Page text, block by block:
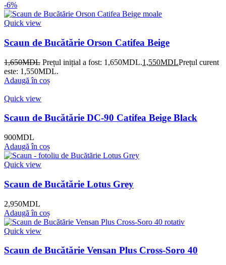
-6%
Quick view
Scaun de Bucătărie Orson Catifea Beige
1,650MDL Prețul inițial a fost: 1,650MDL.1,550MDLPrețul curent
este: 1,550MDL.
Adaugă în coș
Quick view
Scaun de Bucătărie DC-90 Catifea Beige Black
900MDL
Adaugă în coș
Quick view
Scaun de Bucătărie Lotus Grey
2,950MDL
Adaugă în coș
Quick view
Scaun de Bucătărie Vensan Plus Cross-Soro 40